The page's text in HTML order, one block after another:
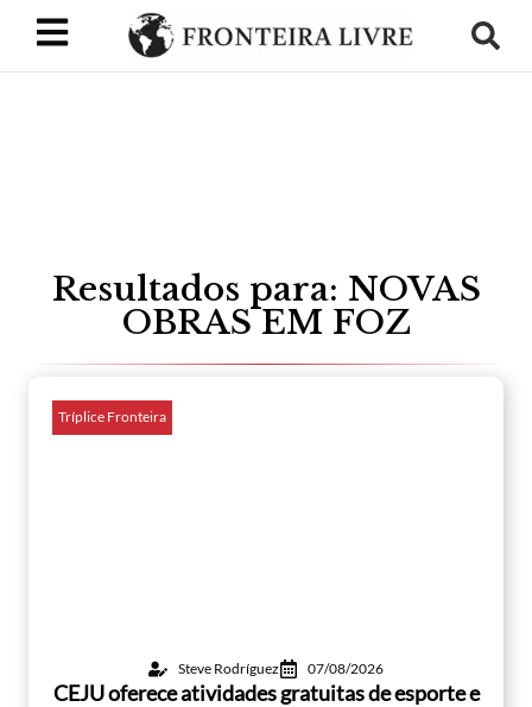
Resultados para: NOVAS
OBRAS EM FOZ
Tríplice Fronteira
Steve Rodríguez 07/08/2026
CEJU oferece atividades gratuitas de esporte e